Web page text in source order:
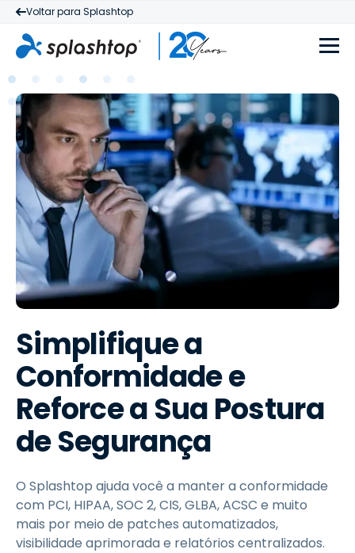
Voltar para Splashtop
Simplifique a
Conformidade e
Reforce a Sua Postura
de Segurança
O Splashtop ajuda você a manter a conformidade
com PCI, HIPAA, SOC 2, CIS, GLBA, ACSC e muito
mais por meio de patches automatizados,
visibilidade aprimorada e relatórios centralizados.